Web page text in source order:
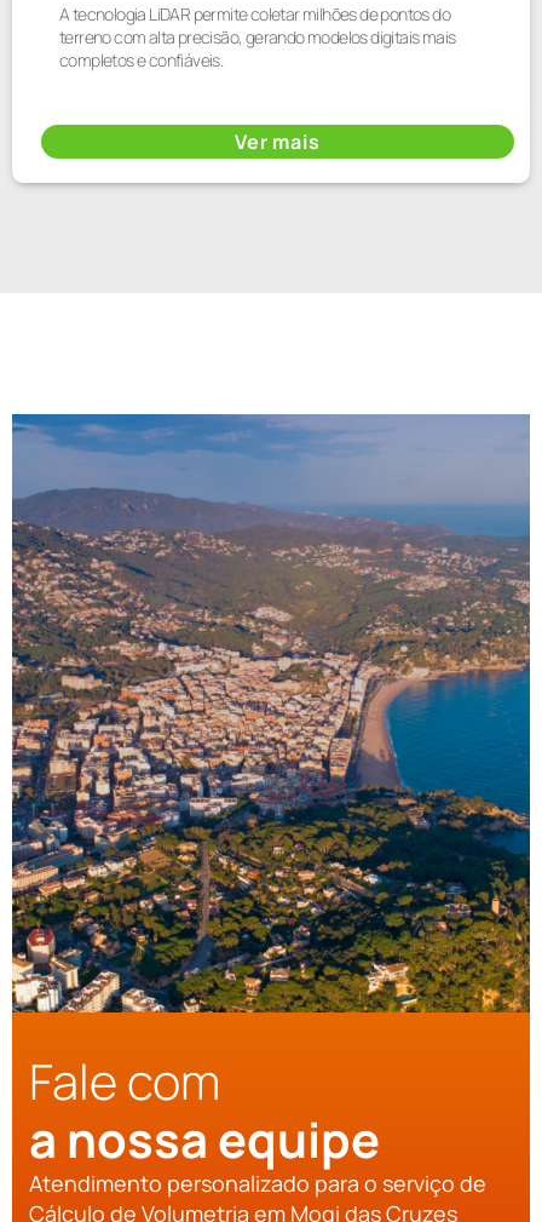
A tecnologia LiDAR permite coletar milhões de pontos do
terreno com alta precisão, gerando modelos digitais mais
completos e confiáveis.
Ver mais
Fale com
a nossa equipe
Atendimento personalizado para o serviço de
Cálculo de Volumetria em Mogi das Cruzes